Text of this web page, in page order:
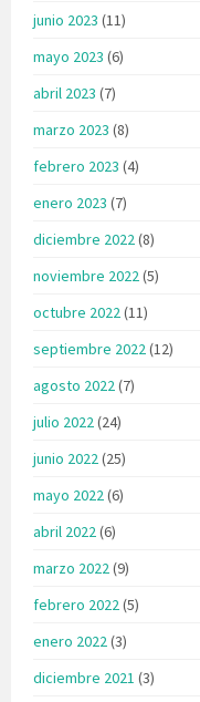
junio 2023 (11)
mayo 2023 (6)
abril 2023 (7)
marzo 2023 (8)
febrero 2023 (4)
enero 2023 (7)
diciembre 2022(8)
noviembre 2022(5)
octubre 2022(11)
septiembre 2022(12)
agosto 2022(7)
julio 2022(24)
junio 2022(25)
mayo 2022(6)
abril 2022(6)
marzo 2022(9)
febrero 2022(5)
enero 2022(3)
diciembre 2021 (3)